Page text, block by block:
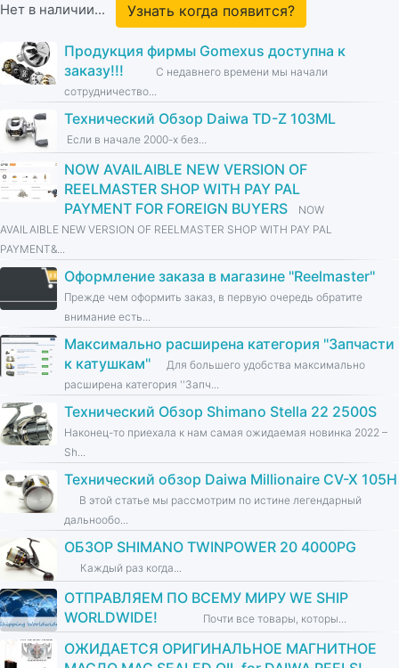
Нет в наличии... Узнать когда появится?
Продукция фирмы Gomexus доступна к
заказу!!!
С недавнего времени мы начали
сотрудничество...
Технический Обзор Daiwa TD-Z 103ML
Если в начале 2000-х без...
NOW AVAILAIBLE NEW VERSION OF
REELMASTER SHOP WITH PAY PAL
PAYMENT FOR FOREIGN BUYERS
NOW
AVAILAIBLE NEW VERSION OF REELMASTER SHOP WITH PAY PAL
PAYMENT&...
Оформление заказа в магазине ''Reelmaster''
Прежде чем оформить заказ, в первую очередь обратите
внимание есть...
Максимально расширена категория ''Запчасти
к катушкам''
Для большего удобства максимально
расширена категория ''Запч...
Технический Обзор Shimano Stella 22 2500S
Наконец-то приехала к нам самая ожидаемая новинка 2022 –
Sh...
Технический обзор Daiwa Millionaire CV-X 105H
В этой статье мы рассмотрим по истине легендарный
дальнообо...
ОБЗОР SHIMANO TWINPOWER 20 4000PG
Каждый раз когда...
ОТПРАВЛЯЕМ ПО ВСЕМУ МИРУ WE SHIP
WORLDWIDE!
Почти все товары, которы...
ОЖИДАЕТСЯ ОРИГИНАЛЬНОЕ МАГНИТНОЕ